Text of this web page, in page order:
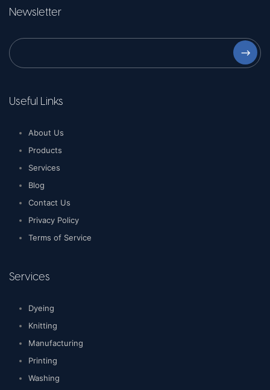
Newsletter
⟶
Useful Links
About Us
Products
Services
Blog
Contact Us
Privacy Policy
Terms of Service
Services
Dyeing
Knitting
Manufacturing
Printing
Washing